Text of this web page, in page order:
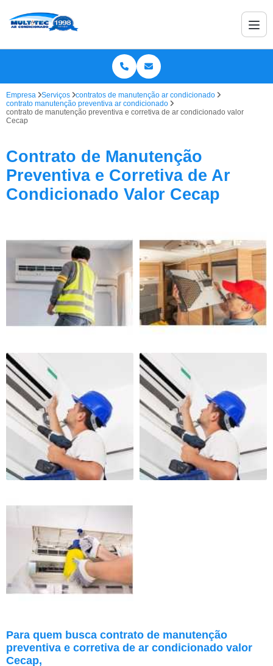
Empresa Serviços
contratos de manutenção ar condicionado
contrato manutenção preventiva ar condicionado
contrato de manutenção preventiva e corretiva de ar condicionado valor
Cecap
Contrato de Manutenção
Preventiva e Corretiva de Ar
Condicionado Valor Cecap
Para quem busca contrato de manutenção
preventiva e corretiva de ar condicionado valor
Cecap,